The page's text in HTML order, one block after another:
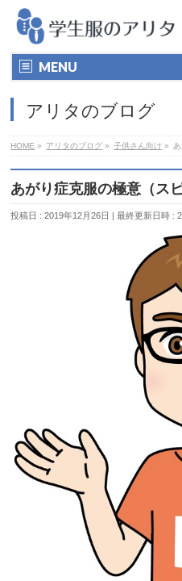
MENU
アリタのブログ
HOME » アリタのブログ » 子供さん向け »
あがり症克服の極意（ス
投稿日 : 2019年12月26日 最終更新日時 :